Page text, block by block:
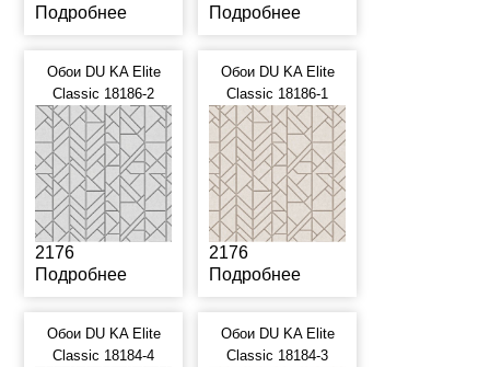
Подробнее
Подробнее
Обои DU KA Elite
Classic 18186-2
2176
Подробнее
Обои DU KA Elite
Classic 18186-1
2176
Подробнее
Обои DU KA Elite
Classic 18184-4
Обои DU KA Elite
Classic 18184-3